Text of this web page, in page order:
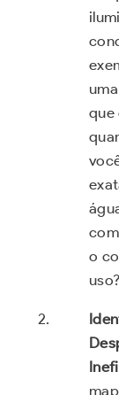
que
o
uso?